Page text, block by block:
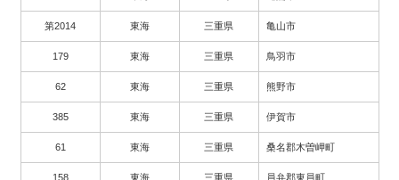
第2014 東海 三重県 亀山市
179 東海 三重県 鳥羽市
62 東海 三重県 熊野市
385 東海 三重県 伊賀市
61 東海 三重県 桑名郡木曽岬町
158 東海 三重県 員弁郡東員町